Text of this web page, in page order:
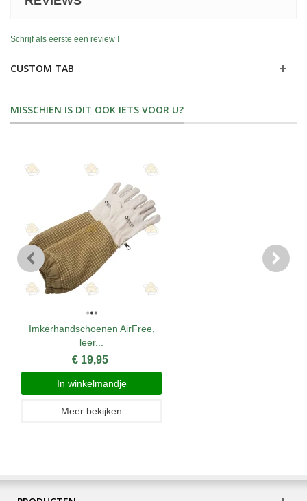
Schrijf als eerste een review !
CUSTOM TAB
MISSCHIEN IS DIT OOK IETS VOOR U?
Imkerhandschoenen AirFree,
leer...
€ 19,95
In winkelmandje
Meer bekijken